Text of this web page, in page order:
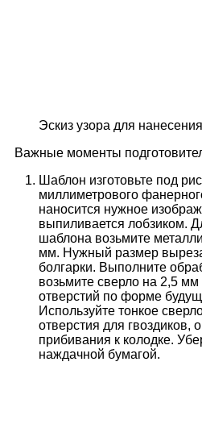
Эскиз узора для
Важные моменты
Шаблон изготовьте под
миллиметрового
наносится нужное
выпиливается лобзиком.
шаблона возьмите
мм. Нужный размер
болгарки. Выполните
возьмите сверло на 2,5
отверстий по форме
Используйте тонкое
отверстия для гвоздиков,
прибивания к колодке.
наждачной бумагой.